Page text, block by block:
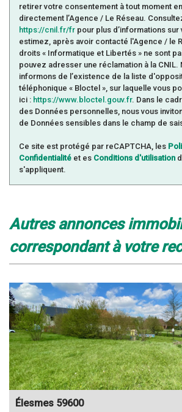
retirer votre consentement à tout moment
directement l’Agence / Le Réseau.
https://cnil.fr/fr pour plus d’informations
estimez, après avoir contacté l'Agence / le
droits « Informatique et Libertés » ne sont
pouvez adresser une réclamation à la CNIL.
informons de l’existence de la liste
téléphonique « Bloctel », sur laquelle vous
ici : https://www.bloctel.gouv.fr. Dans le
des Données personnelles, nous vous
de Données sensibles dans le champ de
Ce site est protégé par reCAPTCHA, les
Confidentialité et es Conditions d'utilisation
s'appliquent.
autres annonces immobilières
correspondant à votre
Élesmes 59600